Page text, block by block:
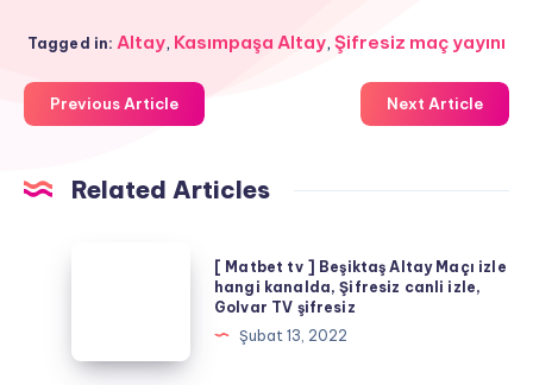
Tagged in: Altay, Kasımpaşa Altay,Şifresiz maç yayını
Previous Article Next Article
Related Articles
Beşiktaş
[ Matbet tv ] Beşiktaş Altay Maçı izle
hangi kanalda, Şifresiz canli izle,
Golvar TV şifresiz
Şubat 13, 2022